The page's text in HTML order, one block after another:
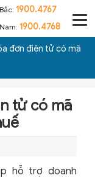
1900.4767
1900.4768
đơn điện tử có mã
tử có mã
hỗ trợ doanh